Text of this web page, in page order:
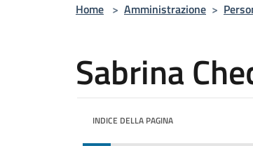
Home > Amministrazione >
Sabrina
INDICE DELLA PAGINA